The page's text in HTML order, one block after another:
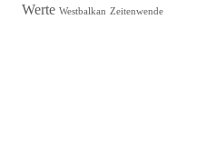
Werte Westbalkan Zeitenwende